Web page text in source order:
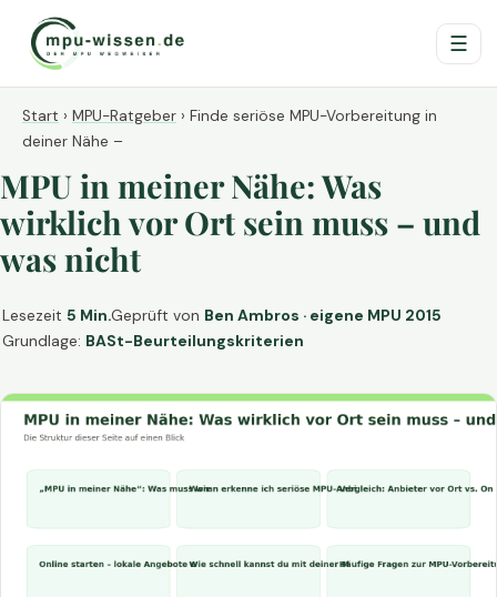
☰
Start › MPU-Ratgeber › Finde seriöse MPU-Vorbereitung in
deiner Nähe –
MPU in meiner Nähe: Was
wirklich vor Ort sein muss – und
was nicht
Lesezeit 5 Min.Geprüft von Ben Ambros · eigene MPU 2015
Grundlage: BASt-Beurteilungskriterien